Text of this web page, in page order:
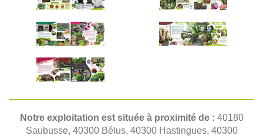
Notre exploitation est située à proximité de : 40180
Saubusse, 40300 Bélus, 40300 Hastingues, 40300